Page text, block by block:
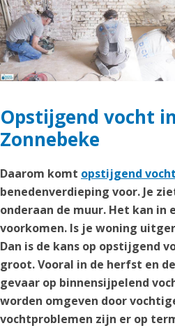
Opstijgend vocht
Zonnebeke
Daarom komt opstijgend vocht
benedenverdieping voor. Je
onderaan de muur. Het kan in
voorkomen. Is je woning
Dan is de kans op opstijgend
groot. Vooral in de herfst en
gevaar op binnensijpelend
worden omgeven door
vochtproblemen zijn er op